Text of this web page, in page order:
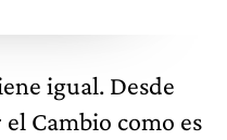
igual. Desde
Cambio como es